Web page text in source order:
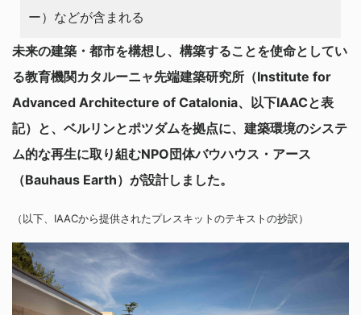
ー）などが含まれる
未来の建築・都市を構想し、構築することを使命としてい
る教育機関カタルーニャ先端建築研究所（Institute for
Advanced Architecture of Catalonia、以下IAACと表
記）と、ベルリンとポツダムを拠点に、建築環境のシステ
ム的な再生に取り組むNPO団体バウハウス・アース
（Bauhaus Earth）が設計しました。
（以下、IAACから提供されたプレスキットのテキストの抄訳）